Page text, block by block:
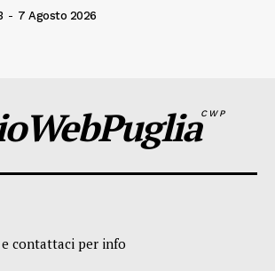
- 7 Agosto 2026
CWP
contattaci per info